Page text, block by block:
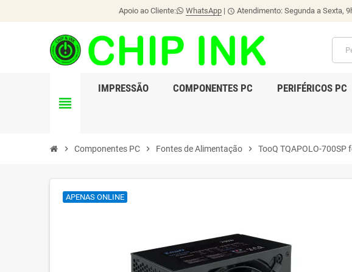
Apoio ao Cliente: WhatsApp | schedule Atendimento: Segunda a Sexta,
view_headline
IMPRESSÃO COMPONENTES PC PERIFÉRICOS PC
chevron_right Componentes PC chevron_right Fontes de Alimentação chevron_right TooQ TQAPOLO-700SP
APENAS ONLINE